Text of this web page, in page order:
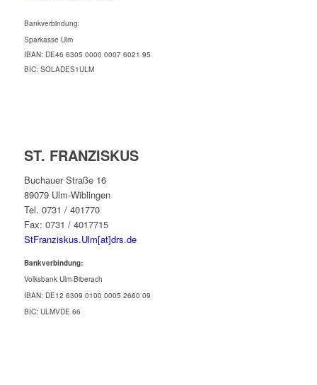
Bankverbindung:
Sparkasse Ulm
IBAN: DE46 6305 0000 0007 6021 95
BIC: SOLADES1ULM
ST. FRANZISKUS
Buchauer Straße 16
89079 Ulm-Wiblingen
Tel. 0731 / 401770
Fax: 0731 / 4017715
StFranziskus.Ulm[at]drs.de
Bankverbindung:
Volksbank Ulm-Biberach
IBAN: DE12 6309 0100 0005 2660 09
BIC: ULMVDE 66